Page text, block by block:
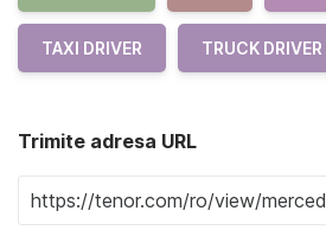
TAXI DRIVER TRUCK DRIVER
Trimite adresa URL